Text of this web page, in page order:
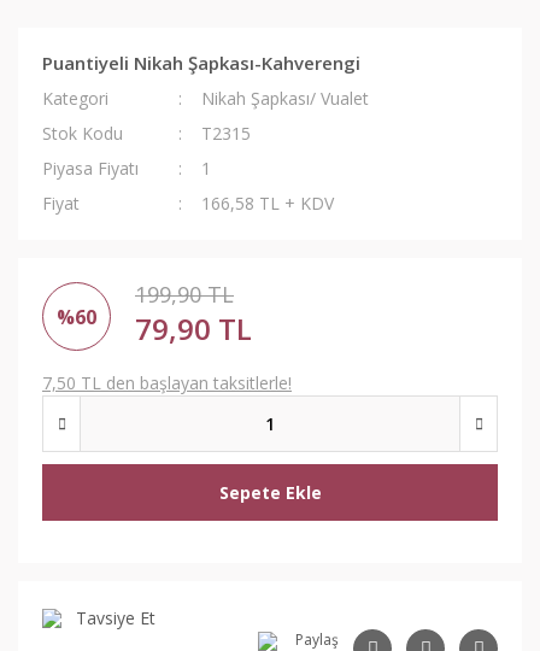
Puantiyeli Nikah Şapkası-Kahverengi
Kategori
Nikah Şapkası/ Vualet
Stok Kodu
T2315
Piyasa Fiyatı
1
Fiyat
166,58 TL + KDV
%60
199,90 TL
79,90 TL
7,50 TL den başlayan taksitlerle!
Sepete Ekle
Tavsiye Et
Paylaş